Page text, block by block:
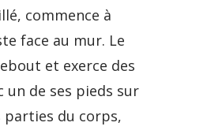
commence à
face au mur. Le
et exerce des
un de ses pieds sur
parties du corps,